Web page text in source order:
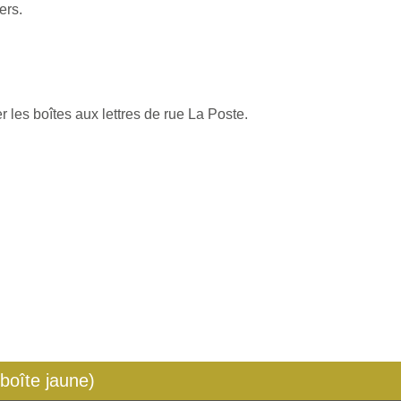
les boîtes aux lettres de rue La Poste.
jaune)